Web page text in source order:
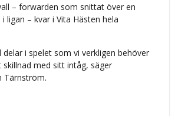
– forwarden som snittat över en
ligan – kvar i Vita Hästen hela
delar i spelet som vi verkligen behöver
med sitt intåg, säger
Tärnström.